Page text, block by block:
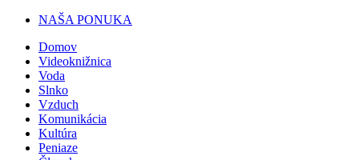
NAŠA PONUKA
Domov
Videoknižnica
Voda
Slnko
Vzduch
Komunikácia
Kultúra
Peniaze